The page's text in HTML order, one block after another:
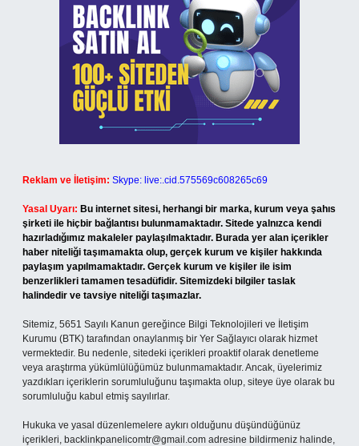
Reklam ve İletişim: Skype: live:.cid.575569c608265c69
Yasal Uyarı: Bu internet sitesi, herhangi bir marka, kurum veya şahıs
şirketi ile hiçbir bağlantısı bulunmamaktadır. Sitede yalnızca kendi
hazırladığımız makaleler paylaşılmaktadır. Burada yer alan içerikler
haber niteliği taşımamakta olup, gerçek kurum ve kişiler hakkında
paylaşım yapılmamaktadır. Gerçek kurum ve kişiler ile isim
benzerlikleri tamamen tesadüfidir. Sitemizdeki bilgiler taslak
halindedir ve tavsiye niteliği taşımazlar.
Sitemiz, 5651 Sayılı Kanun gereğince Bilgi Teknolojileri ve İletişim
Kurumu (BTK) tarafından onaylanmış bir Yer Sağlayıcı olarak hizmet
vermektedir. Bu nedenle, sitedeki içerikleri proaktif olarak denetleme
veya araştırma yükümlülüğümüz bulunmamaktadır. Ancak, üyelerimiz
yazdıkları içeriklerin sorumluluğunu taşımakta olup, siteye üye olarak bu
sorumluluğu kabul etmiş sayılırlar.
Hukuka ve yasal düzenlemelere aykırı olduğunu düşündüğünüz
içerikleri, backlinkpanelicomtr@gmail.com adresine bildirmeniz halinde,